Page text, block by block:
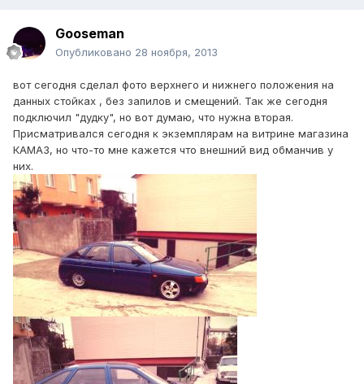
Gooseman
Опубликовано 28 ноября, 2013
вот сегодня сделал фото верхнего и нижнего положения на
данных стойках , без запилов и смещений. Так же сегодня
подключил "дудку", но вот думаю, что нужна вторая.
Присматривался сегодня к экземплярам на витрине магазина
КАМАЗ, но что-то мне кажется что внешний вид обманчив у
них.